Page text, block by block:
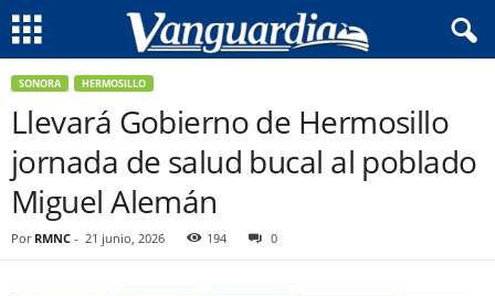
SONORA HERMOSILLO
Llevará Gobierno de Hermosillo
jornada de salud bucal al poblado
Miguel Alemán
Por RMNC - 21 junio, 2026 194 0